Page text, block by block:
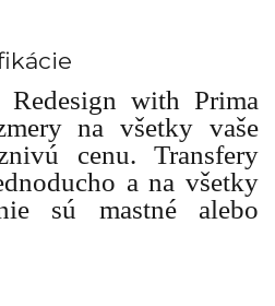
with Prima
na všetky vaše
cenu. Transfery
a na všetky
sú mastné alebo